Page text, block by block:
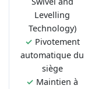
Levelling
Technology)
✓ Pivotement
automatique du
siège
✓ Maintien à